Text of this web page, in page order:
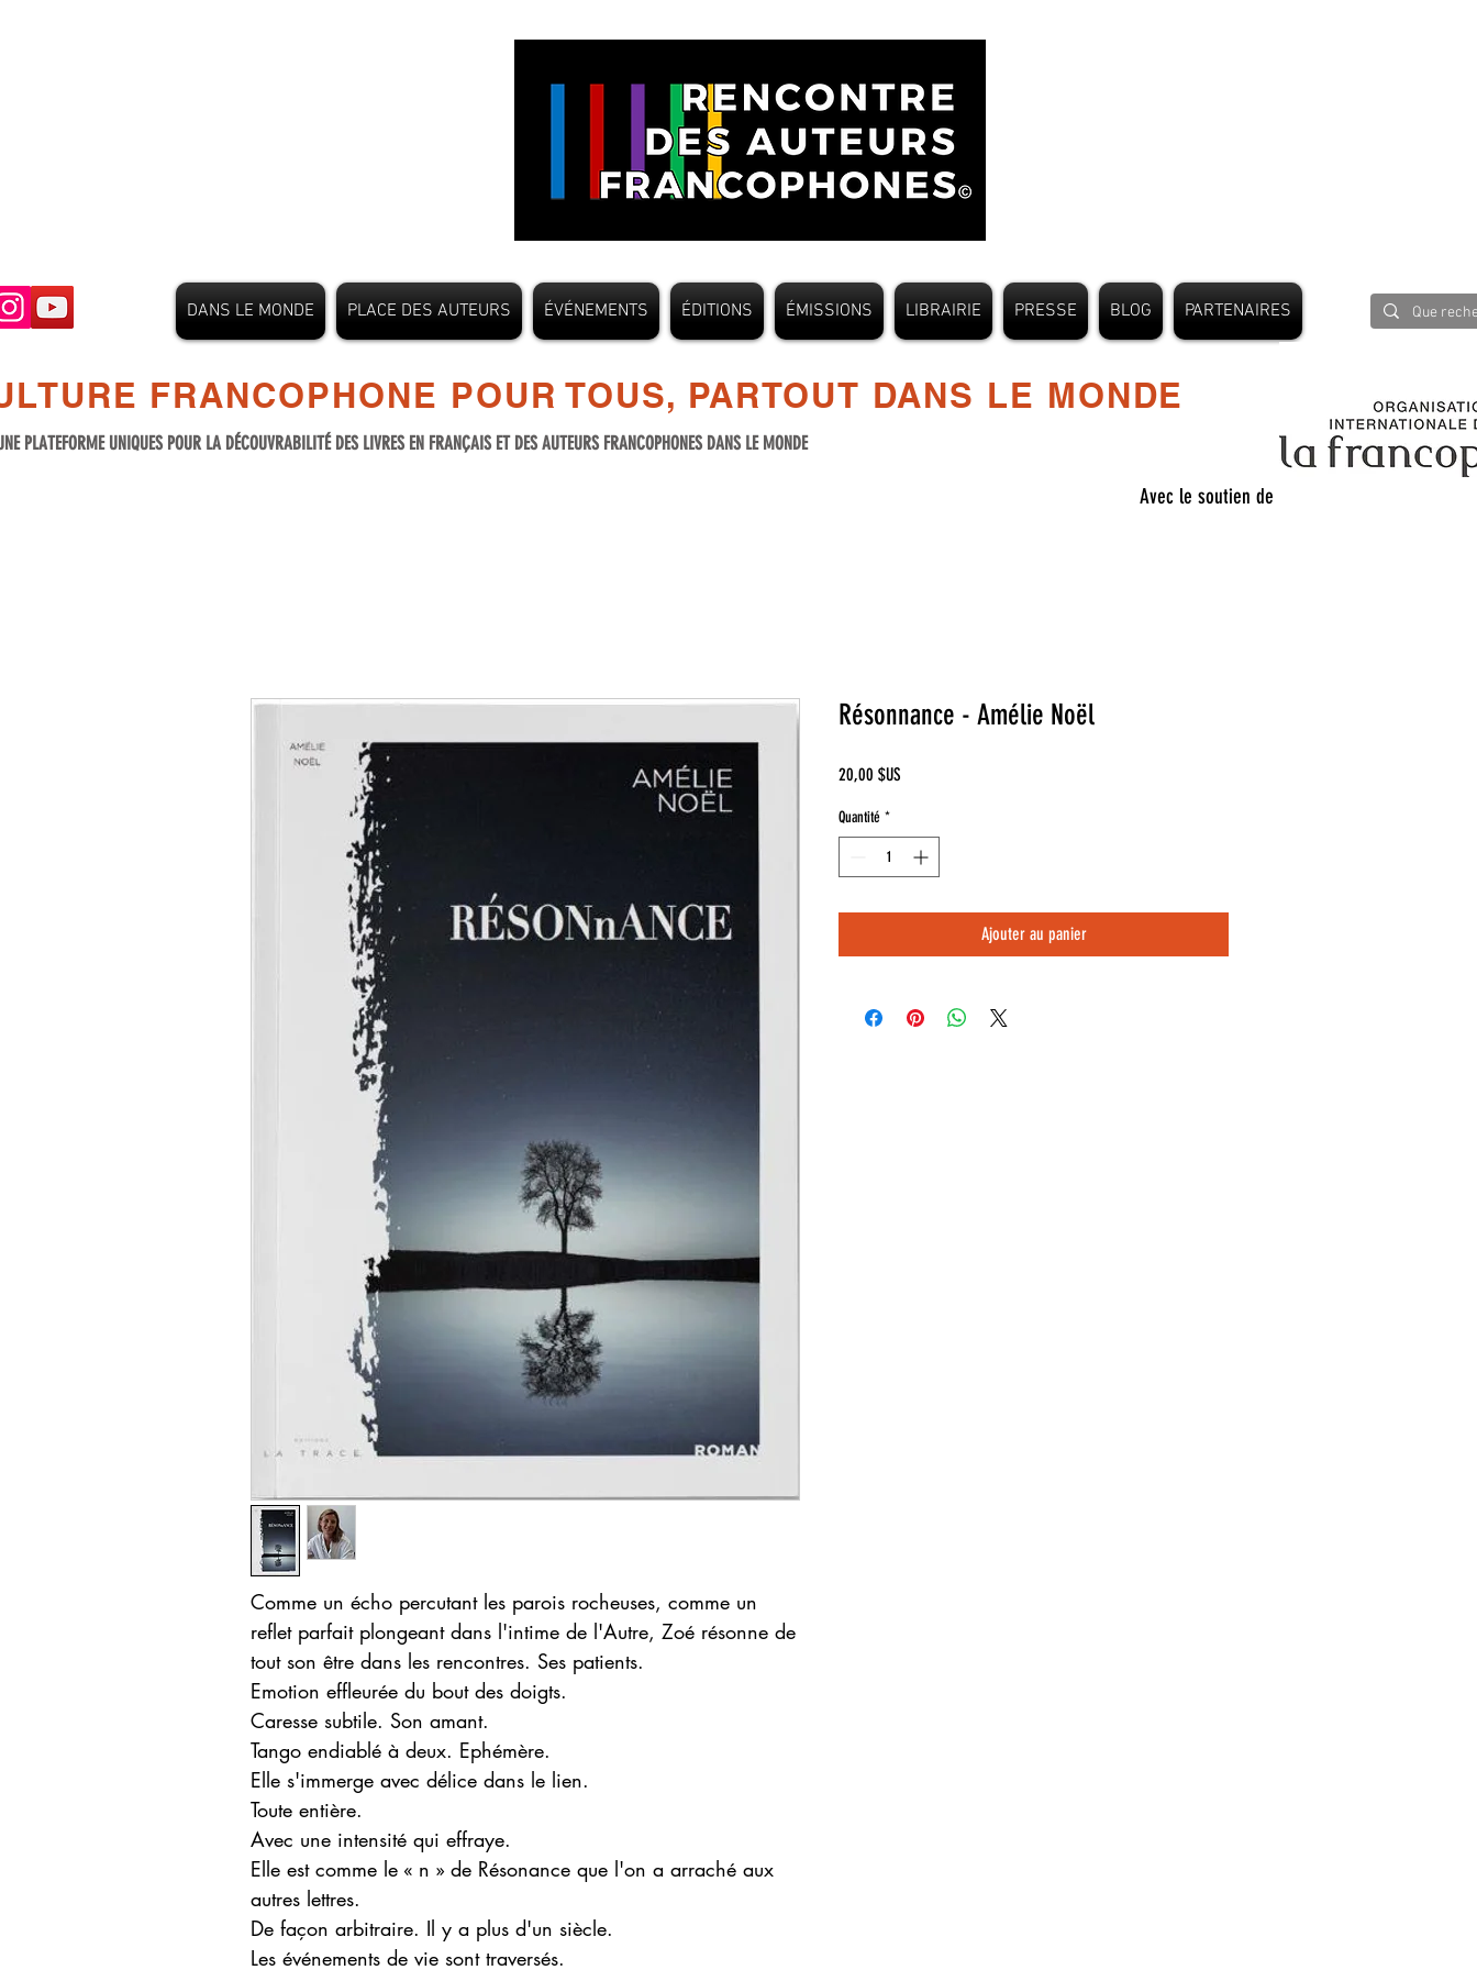
DANS LE MONDE PLACE DES AUTEURS ÉVÉNEMENTS ÉDITIONS ÉMISSIONS LIBRAIRIE PRESSE BLOG PARTENAIRES
FRANCOPHONE POUR TOUS, PARTOUT DANS LE MONDE
PLATEFORME UNIQUES POUR LA DÉCOUVRABILITÉ DES LIVRES EN FRANÇAIS ET DES AUTEURS FRANCOPHONES DANS LE MONDE
Avec le soutien de
Comme un écho percutant les parois rocheuses, comme un
reflet parfait plongeant dans l'intime de l'Autre, Zoé résonne de
tout son être dans les rencontres. Ses patients.
Emotion effleurée du bout des doigts.
Caresse subtile. Son amant.
Tango endiablé à deux. Ephémère.
Elle s'immerge avec délice dans le lien.
Toute entière.
Avec une intensité qui effraye.
Elle est comme le « n » de Résonance que l'on a arraché aux
autres lettres.
De façon arbitraire. Il y a plus d'un siècle.
Les événements de vie sont traversés.
Résonnance - Amélie Noël
20,00 $US
Quantité *
Ajouter au panier